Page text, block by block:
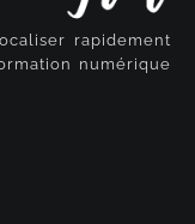
rapidement
numérique